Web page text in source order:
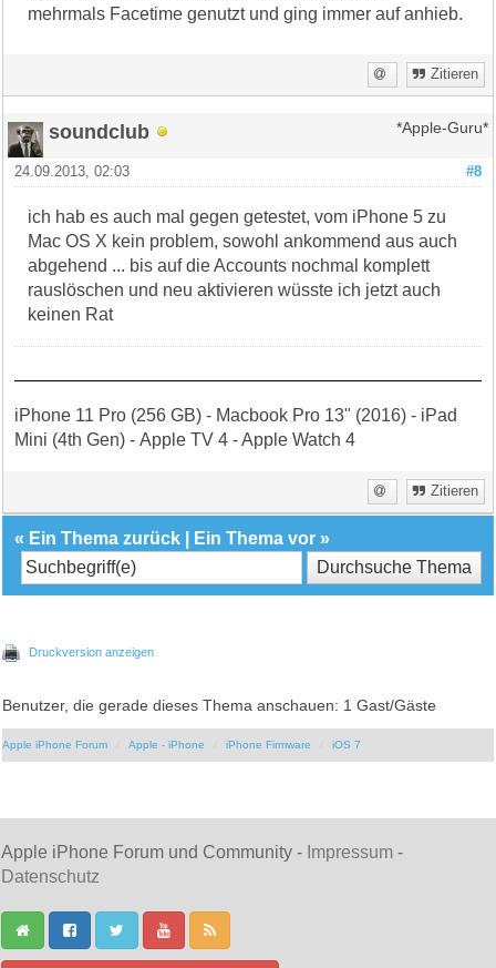
mehrmals Facetime genutzt und ging immer auf anhieb.
Zitieren
soundclub *Apple-Guru*
#8
24.09.2013, 02:03
ich hab es auch mal gegen getestet, vom iPhone 5 zu
Mac OS X kein problem, sowohl ankommend aus auch
abgehend ... bis auf die Accounts nochmal komplett
rauslöschen und neu aktivieren wüsste ich jetzt auch
keinen Rat
iPhone 11 Pro (256 GB) - Macbook Pro 13" (2016) - iPad
Mini (4th Gen) - Apple TV 4 - Apple Watch 4
Zitieren
« Ein Thema zurück Ein Thema vor »
Druckversion anzeigen
Benutzer, die gerade dieses Thema anschauen: 1 Gast/Gäste
Apple iPhone Forum Apple - iPhone iPhone Firmware iOS 7
Apple iPhone Forum und Community - Impressum -
Datenschutz